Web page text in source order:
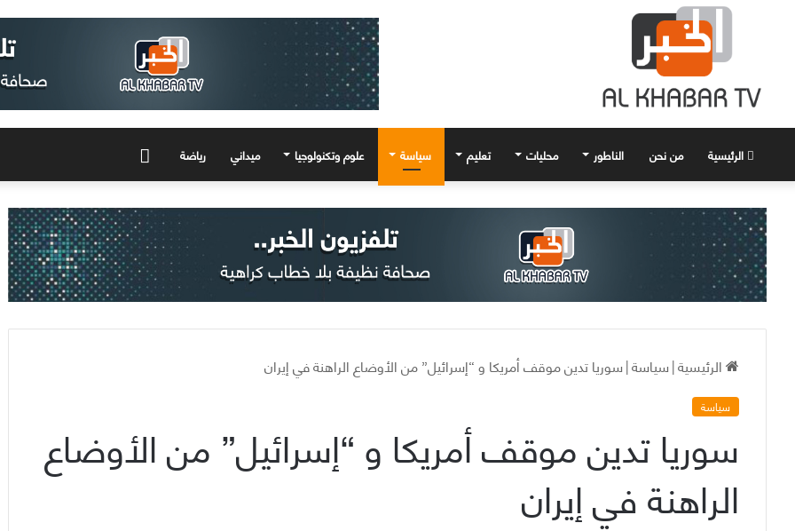
الرئيسية من نحن الناطور محليات تعليم سياسة علوم وتكنولوجيا ميداني رياضة
الرئيسية|سياسة|سوريا تدين موقف أمريكا و “إسرائيل” من الأوضاع الراهنة في إيران
سياسة
سوريا تدين موقف أمريكا و “إسرائيل” من الأوضاع
الراهنة في إيران